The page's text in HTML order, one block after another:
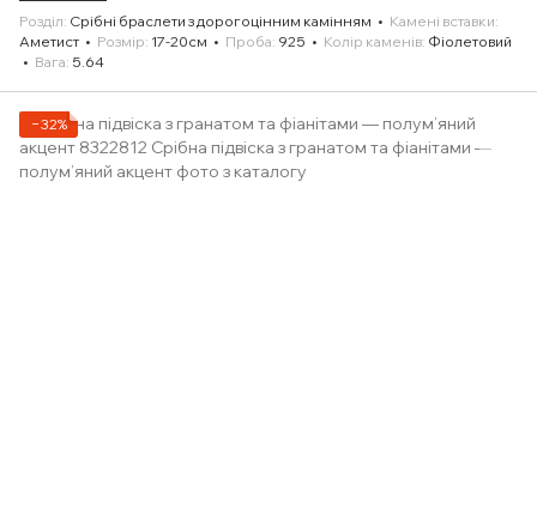
Розділ Срібні браслети з дорогоцінним камінням
Камені вставки
Аметист
Розмір 17-20см Проба 925 Колір каменів Фіолетовий
Вага 5.64
−32%